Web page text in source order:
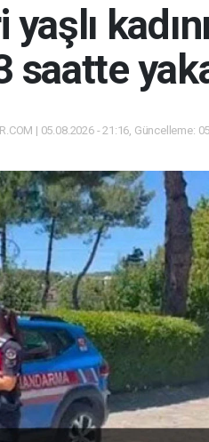
saatte
| 05.08.2026 - 21:16, Güncelleme: